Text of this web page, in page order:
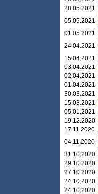
28.05.2021
05.05.2021
01.05.2021
24.04.2021
15.04.2021
03.04.2021
02.04.2021
01.04.2021
30.03.2021
15.03.2021
05.01.2021
19.12.2020
17.11.2020
04.11.2020
31.10.2020
29.10.2020
27.10.2020
24.10.2020
24.10.2020